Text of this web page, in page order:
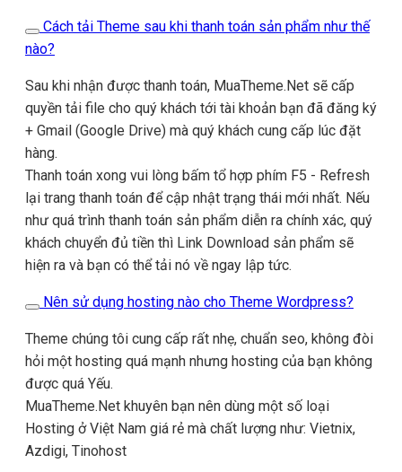
Cách tải Theme sau khi thanh toán sản phẩm như thế
nào?
Sau khi nhận được thanh toán, MuaTheme.Net sẽ cấp
quyền tải file cho quý khách tới tài khoản bạn đã đăng ký
+ Gmail (Google Drive) mà quý khách cung cấp lúc đặt
hàng.
Thanh toán xong vui lòng bấm tổ hợp phím F5 - Refresh
lại trang thanh toán để cập nhật trạng thái mới nhất. Nếu
như quá trình thanh toán sản phẩm diễn ra chính xác, quý
khách chuyển đủ tiền thì Link Download sản phẩm sẽ
hiện ra và bạn có thể tải nó về ngay lập tức.
Nên sử dụng hosting nào cho Theme Wordpress?
Theme chúng tôi cung cấp rất nhẹ, chuẩn seo, không đòi
hỏi một hosting quá mạnh nhưng hosting của bạn không
được quá Yếu.
MuaTheme.Net khuyên bạn nên dùng một số loại
Hosting ở Việt Nam giá rẻ mà chất lượng như: Vietnix,
Azdigi, Tinohost